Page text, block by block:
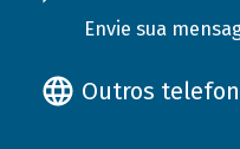
Envie sua
Outros